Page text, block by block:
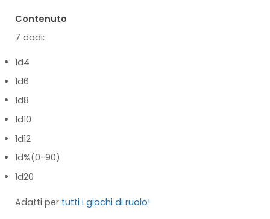
Contenuto
7 dadi:
1d4
1d6
1d8
1d10
1d12
1d%(0-90)
1d20
Adatti per tutti i giochi di ruolo!